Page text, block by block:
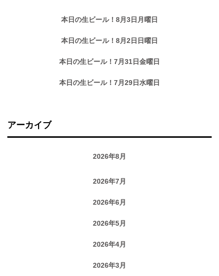
本日の生ビール！8月3日月曜日
本日の生ビール！8月2日日曜日
本日の生ビール！7月31日金曜日
本日の生ビール！7月29日水曜日
アーカイブ
2026年8月
2026年7月
2026年6月
2026年5月
2026年4月
2026年3月